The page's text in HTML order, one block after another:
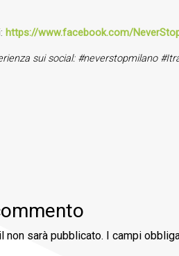
https://www.facebook.com/
sui social: #neverstopmilano
non sarà pubblicato. I campi